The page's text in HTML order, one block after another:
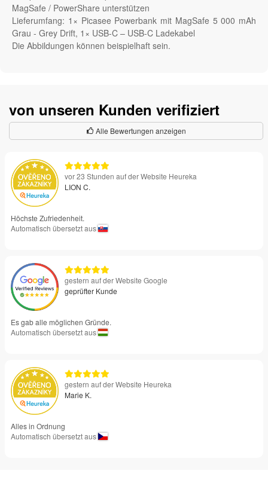
MagSafe / PowerShare unterstützen
Lieferumfang: 1× Picasee Powerbank mit MagSafe 5 000 mAh
Grau - Grey Drift, 1× USB-C – USB-C Ladekabel
Die Abbildungen können beispielhaft sein.
von unseren Kunden verifiziert
Alle Bewertungen anzeigen
vor 23 Stunden auf der Website Heureka
LION C.
Höchste Zufriedenheit.
Automatisch übersetzt aus
gestern auf der Website Google
geprüfter Kunde
Es gab alle möglichen Gründe.
Automatisch übersetzt aus
gestern auf der Website Heureka
Marie K.
Alles in Ordnung
Automatisch übersetzt aus